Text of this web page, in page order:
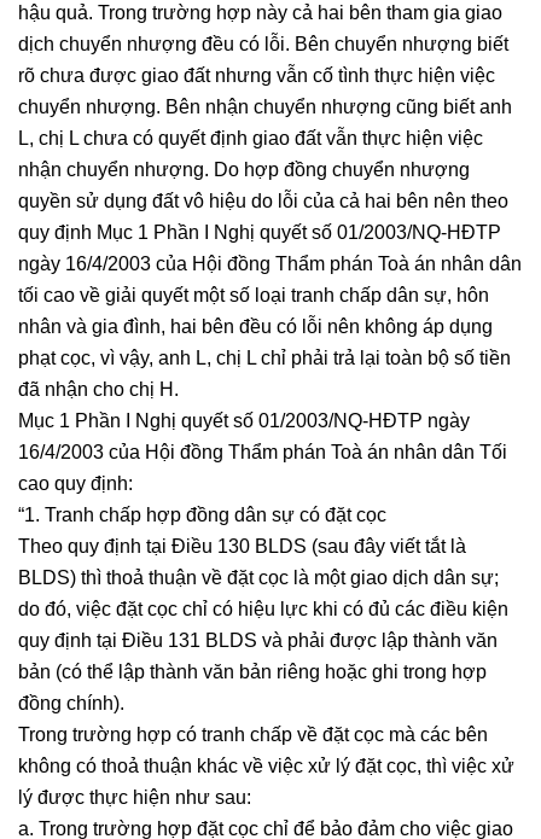
hậu quả. Trong trường hợp này cả hai bên tham gia giao
dịch chuyển nhượng đều có lỗi. Bên chuyển nhượng biết
rõ chưa được giao đất nhưng vẫn cố tình thực hiện việc
chuyển nhượng. Bên nhận chuyển nhượng cũng biết anh
L, chị L chưa có quyết định giao đất vẫn thực hiện việc
nhận chuyển nhượng. Do hợp đồng chuyển nhượng
quyền sử dụng đất vô hiệu do lỗi của cả hai bên nên theo
quy định Mục 1 Phần I Nghị quyết số 01/2003/NQ-HĐTP
ngày 16/4/2003 của Hội đồng Thẩm phán Toà án nhân dân
tối cao về giải quyết một số loại tranh chấp dân sự, hôn
nhân và gia đình, hai bên đều có lỗi nên không áp dụng
phạt cọc, vì vậy, anh L, chị L chỉ phải trả lại toàn bộ số tiền
đã nhận cho chị H.
Mục 1 Phần I Nghị quyết số 01/2003/NQ-HĐTP ngày
16/4/2003 của Hội đồng Thẩm phán Toà án nhân dân Tối
cao quy định:
“1. Tranh chấp hợp đồng dân sự có đặt cọc
Theo quy định tại Điều 130 BLDS (sau đây viết tắt là
BLDS) thì thoả thuận về đặt cọc là một giao dịch dân sự;
do đó, việc đặt cọc chỉ có hiệu lực khi có đủ các điều kiện
quy định tại Điều 131 BLDS và phải được lập thành văn
bản (có thể lập thành văn bản riêng hoặc ghi trong hợp
đồng chính).
Trong trường hợp có tranh chấp về đặt cọc mà các bên
không có thoả thuận khác về việc xử lý đặt cọc, thì việc xử
lý được thực hiện như sau:
a. Trong trường hợp đặt cọc chỉ để bảo đảm cho việc giao